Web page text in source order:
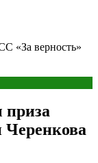
«За верность»
приза